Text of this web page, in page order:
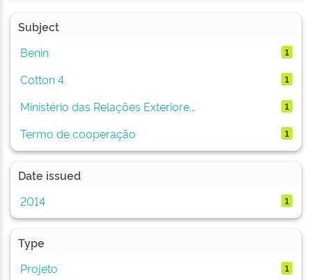
Subject
Benin
1
Cotton 4 1
Ministério das Relações Exteriore... 1
Termo de cooperação 1
Date issued
2014
1
Type
Projeto
1